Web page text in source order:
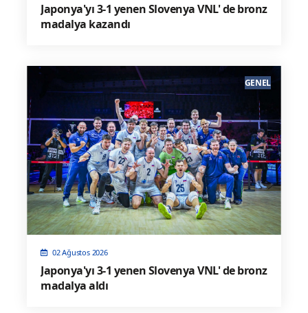
Japonya'yı 3-1 yenen Slovenya VNL' de bronz
madalya kazandı
02 Ağustos 2026
Japonya'yı 3-1 yenen Slovenya VNL' de bronz
madalya aldı
GENEL